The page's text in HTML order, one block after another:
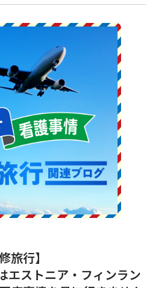
旅行】
ストニア・フィンラン